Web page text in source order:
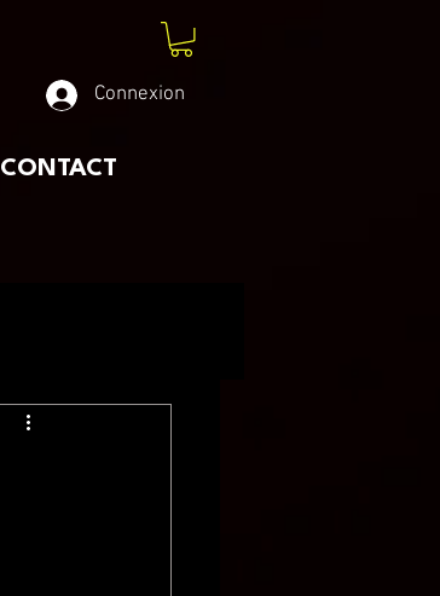
Connexion
CONTACT